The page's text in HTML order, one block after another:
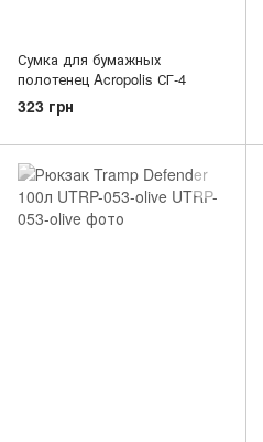
Сумка для бумажных
полотенец Acropolis СГ-4
323 грн